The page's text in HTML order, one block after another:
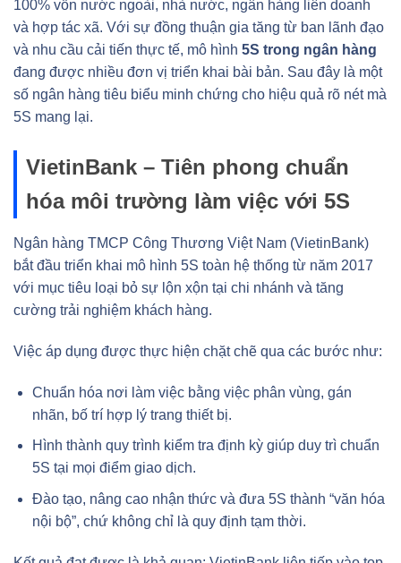
100% vốn nước ngoài, nhà nước, ngân hàng liên doanh
và hợp tác xã. Với sự đồng thuận gia tăng từ ban lãnh đạo
và nhu cầu cải tiến thực tế, mô hình 5S trong ngân hàng
đang được nhiều đơn vị triển khai bài bản. Sau đây là một
số ngân hàng tiêu biểu minh chứng cho hiệu quả rõ nét mà
5S mang lại.
VietinBank – Tiên phong chuẩn
hóa môi trường làm việc với 5S
Ngân hàng TMCP Công Thương Việt Nam (VietinBank)
bắt đầu triển khai mô hình 5S toàn hệ thống từ năm 2017
với mục tiêu loại bỏ sự lộn xộn tại chi nhánh và tăng
cường trải nghiệm khách hàng.
Việc áp dụng được thực hiện chặt chẽ qua các bước như:
Chuẩn hóa nơi làm việc bằng việc phân vùng, gán
nhãn, bố trí hợp lý trang thiết bị.
Hình thành quy trình kiểm tra định kỳ giúp duy trì chuẩn
5S tại mọi điểm giao dịch.
Đào tạo, nâng cao nhận thức và đưa 5S thành “văn hóa
nội bộ”, chứ không chỉ là quy định tạm thời.